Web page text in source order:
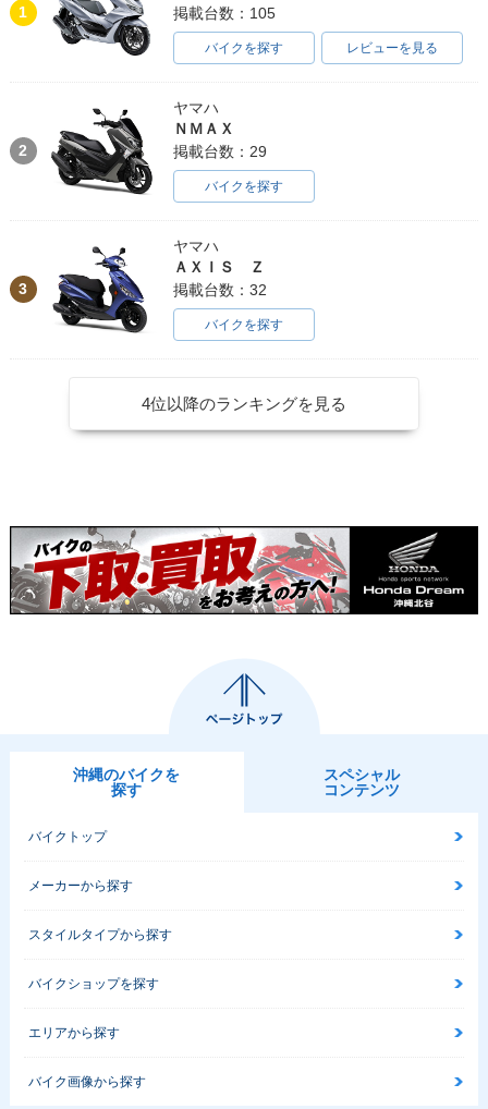
1
掲載台数：105
バイクを探す レビューを見る
2
ヤマハ
ＮＭＡＸ
掲載台数：29
バイクを探す
3
ヤマハ
ＡＸＩＳ Ｚ
掲載台数：32
バイクを探す
4位以降のランキングを見る
沖縄のバイクを
探す
スペシャル
コンテンツ
バイクトップ
メーカーから探す
スタイルタイプから探す
バイクショップを探す
エリアから探す
バイク画像から探す